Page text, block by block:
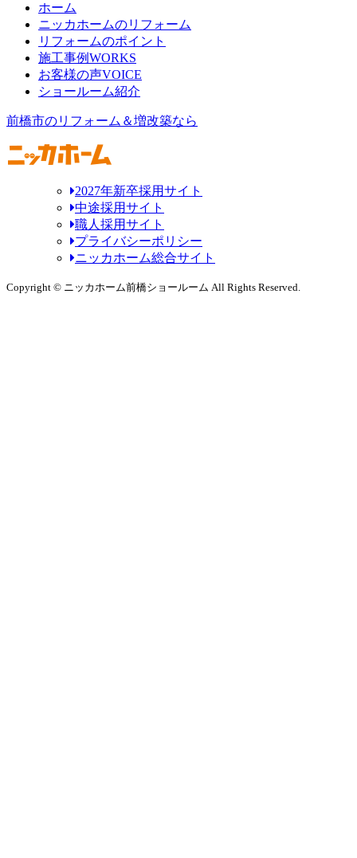
ホーム
ニッカホームのリフォーム
リフォームのポイント
施工事例WORKS
お客様の声VOICE
ショールーム紹介
前橋市のリフォーム＆増改築なら
2027年新卒採用サイト
中途採用サイト
職人採用サイト
プライバシーポリシー
ニッカホーム総合サイト
Copyright © ニッカホーム前橋ショールーム All Rights Reserved.